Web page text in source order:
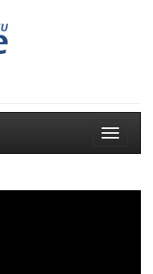
Toggle